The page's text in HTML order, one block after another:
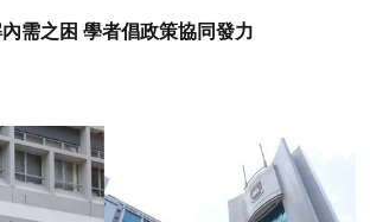
需之困 學者倡政策協同發力